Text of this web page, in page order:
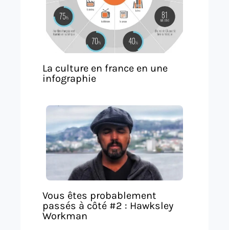
La culture en france en une
infographie
Vous êtes probablement
passés à côté #2 : Hawksley
Workman